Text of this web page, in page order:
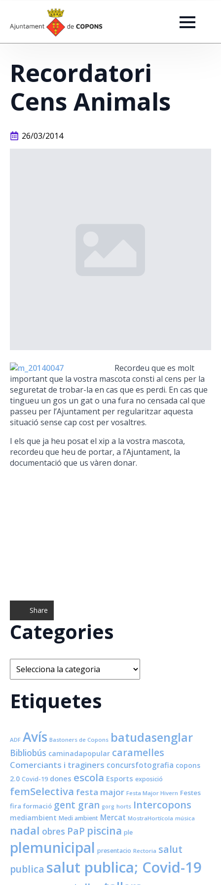
Recordatori
Cens Animals
26/03/2014
Recordeu que es molt
important que la vostra mascota consti al cens per la
seguretat de trobar-la en cas que es perdi. En cas que
tingueu un gos un gat o una fura no censada cal que
passeu per l’Ajuntament per regularitzar aquesta
situació sense cap cost per vosaltres.
I els que ja heu posat el xip a la vostra mascota,
recordeu que heu de portar, a l’Ajuntament, la
documentació que us vàren donar.
Share
Categories
Categories
Etiquetes
ADF Avís Bastoners de Copons batudasenglar
Bibliobús caminadapopular caramelles
Comerciants i traginers concursfotografia copons
2.0 Covid-19 dones escola Esports exposició
femSelectiva festa major Festa Major Hivern Festes
fira formació gent gran gorg horts Intercopons
mediambient Medi ambient Mercat MostraHortícola música
nadal obres PaP piscina ple
plemunicipal presentacio Rectoria salut
publica salut publica; Covid-19